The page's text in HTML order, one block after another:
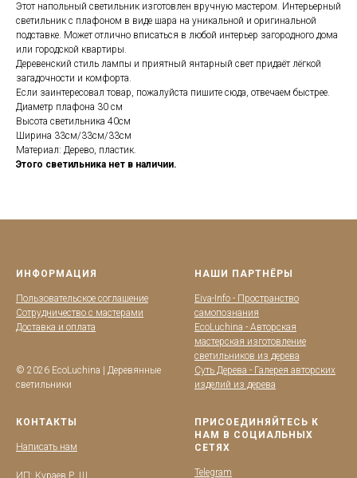
Этот напольный светильник изготовлен вручную мастером. Интерьерный
светильник с плафоном в виде шара на уникальной и оригинальной
подставке. Может отлично вписаться в любой интерьер загородного дома
или городской квартиры.
Деревенский стиль лампы и приятный янтарный свет придаёт лёгкой
загадочности и комфорта.
Если заинтересовал товар, пожалуйста пишите сюда, отвечаем быстрее.
Диаметр плафона 30 см
Высота светильника 40см
Ширина 33см/33см/33см
Материал: Дерево, пластик.
Этого светильника нет в наличии.
ИНФОРМАЦИЯ
Пользовательское соглашение
Сотрудничество с мастерами
Доставка и оплата
© 2026 EcoLuchina | Деревянные
светильники
НАШИ ПАРТНЁРЫ
Eiva-Info - Пространство
самопознания
EcoLuchina - Авторская
мастерская изготовление
светильников из дерева
Суть Дерева - Галерея авторских
изделий из дерева
КОНТАКТЫ
Написать нам
ПРИСОЕДИНЯЙТЕСЬ К
НАМ В СОЦИАЛЬНЫХ
СЕТЯХ
Telegram